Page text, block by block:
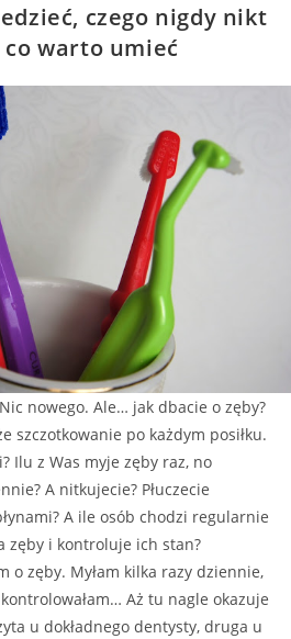
czego nigdy nikt
co warto umieć
nowego. Ale… jak dbacie o zęby?
szczotkowanie po każdym posiłku.
Ilu z Was myje zęby raz, no
A nitkujecie? Płuczecie
A ile osób chodzi regularnie
zęby i kontroluje ich stan?
o zęby. Myłam kilka razy dziennie,
Aż tu nagle okazuje
u dokładnego dentysty, druga u